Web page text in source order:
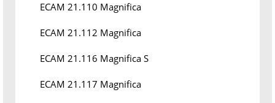
ECAM 21.110 Magnifica
ECAM 21.112 Magnifica
ECAM 21.116 Magnifica S
ECAM 21.117 Magnifica